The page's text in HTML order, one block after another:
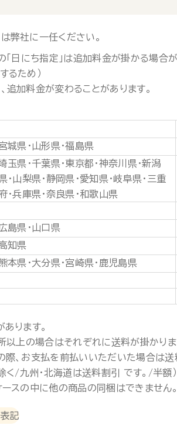
弊社に一任ください。
日にち指定」は追加料金が掛かる場合が
るため）
追加料金が変わることがあります。
城県・山形県・福島県
玉県・千葉県・東京都・神奈川県・新潟
・山梨県・静岡県・愛知県・岐阜県・三重
・兵庫県・奈良県・和歌山県
島県・山口県
知県
本県・大分県・宮崎県・鹿児島県
ります。
上の場合はそれぞれに送料が掛かりま
際、お支払を前払いいただいた場合は送
く/九州・北海道は送料割引 です。/半額）
スの中に他の商品の同梱はできません。
記